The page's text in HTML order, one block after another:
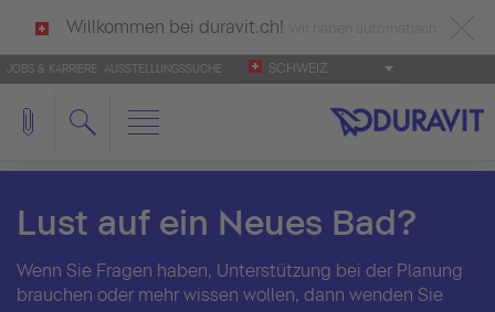
Willkommen bei duravit.ch!
deutsch als Ihre Sprache erkannt.
Français Italiano
JOBS & KARRIERE AUSSTELLUNGSSUCHE SCHWEIZ
Lust auf ein Neues Bad?
Wenn Sie Fragen haben, Unterstützung bei der Planung
brauchen oder mehr wissen wollen, dann wenden Sie